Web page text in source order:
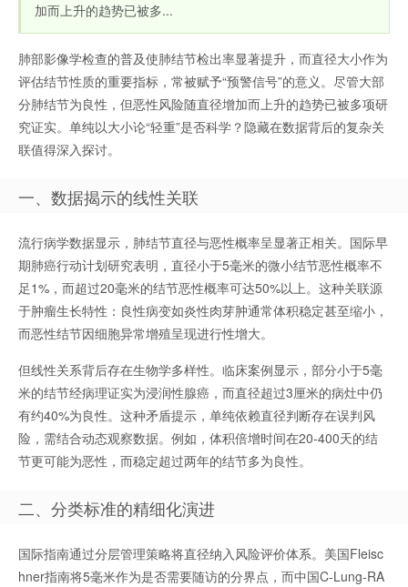
加而上升的趋势已被多...
肺部影像学检查的普及使肺结节检出率显著提升，而直径大小作为
评估结节性质的重要指标，常被赋予“预警信号”的意义。尽管大部
分肺结节为良性，但恶性风险随直径增加而上升的趋势已被多项研
究证实。单纯以大小论“轻重”是否科学？隐藏在数据背后的复杂关
联值得深入探讨。
一、数据揭示的线性关联
流行病学数据显示，肺结节直径与恶性概率呈显著正相关。国际早
期肺癌行动计划研究表明，直径小于5毫米的微小结节恶性概率不
足1%，而超过20毫米的结节恶性概率可达50%以上。这种关联源
于肿瘤生长特性：良性病变如炎性肉芽肿通常体积稳定甚至缩小，
而恶性结节因细胞异常增殖呈现进行性增大。
但线性关系背后存在生物学多样性。临床案例显示，部分小于5毫
米的结节经病理证实为浸润性腺癌，而直径超过3厘米的病灶中仍
有约40%为良性。这种矛盾提示，单纯依赖直径判断存在误判风
险，需结合动态观察数据。例如，体积倍增时间在20-400天的结
节更可能为恶性，而稳定超过两年的结节多为良性。
二、分类标准的精细化演进
国际指南通过分层管理策略将直径纳入风险评价体系。美国Fleisc
hner指南将5毫米作为是否需要随访的分界点，而中国C-Lung-RA